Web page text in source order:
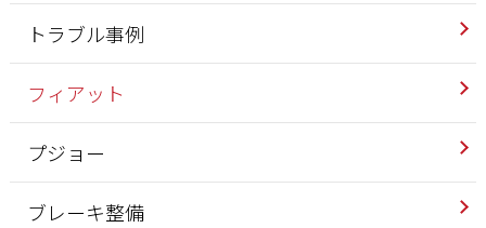
トラブル事例
フィアット
プジョー
ブレーキ整備